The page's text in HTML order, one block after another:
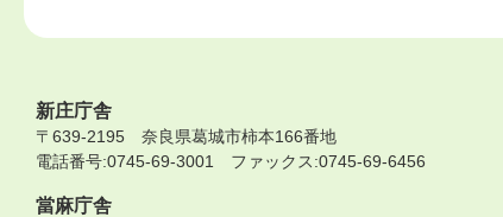
新庄庁舎
〒639-2195 奈良県葛城市柿本166番地
電話番号:0745-69-3001 ファックス:0745-69-6456
當麻庁舎